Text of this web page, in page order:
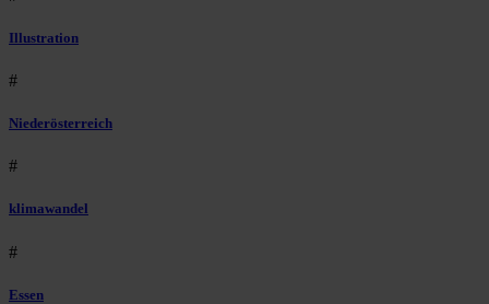
Illustration
#
Niederösterreich
#
klimawandel
#
Essen